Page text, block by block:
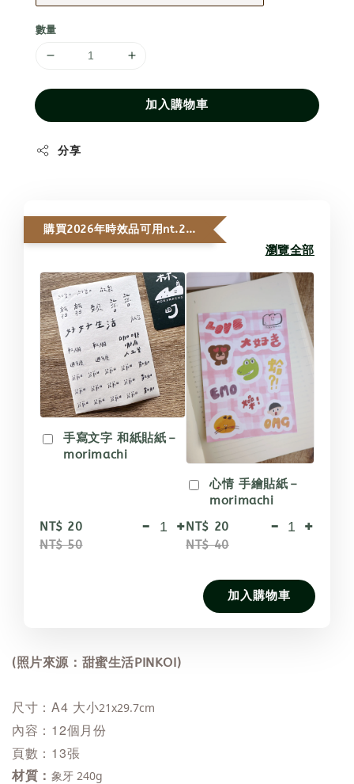
數量
加入購物車
分享
購買2026年時效品可用nt.20加購自製貼紙
瀏覽全部
手寫文字 和紙貼紙－
morimachi
NT$ 20
NT$ 50
- +
心情 手繪貼紙－
morimachi
NT$ 20
NT$ 40
- +
加入購物車
(照片來源：甜蜜生活PINKOI)
尺寸：A4 大小21x29.7cm
內容： 12個月份
頁數：13張
材質： 象牙 240g